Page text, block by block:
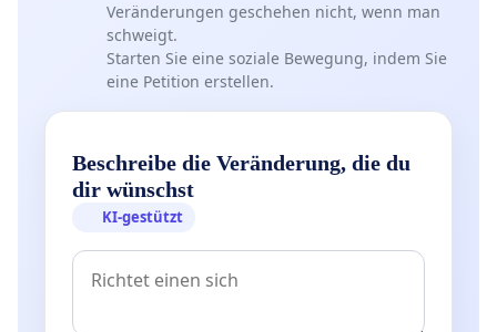
Veränderungen geschehen nicht, wenn man
schweigt.
Starten Sie eine soziale Bewegung, indem Sie
eine Petition erstellen.
Beschreibe die Veränderung, die du
dir wünschst
KI-gestützt